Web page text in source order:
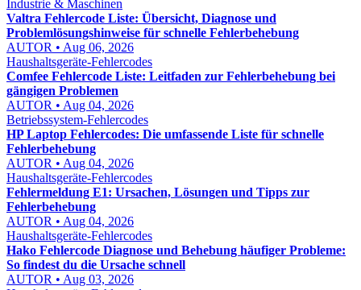
Industrie & Maschinen
Valtra Fehlercode Liste: Übersicht, Diagnose und
Problemlösungshinweise für schnelle Fehlerbehebung
AUTOR • Aug 06, 2026
Haushaltsgeräte-Fehlercodes
Comfee Fehlercode Liste: Leitfaden zur Fehlerbehebung bei
gängigen Problemen
AUTOR • Aug 04, 2026
Betriebssystem-Fehlercodes
HP Laptop Fehlercodes: Die umfassende Liste für schnelle
Fehlerbehebung
AUTOR • Aug 04, 2026
Haushaltsgeräte-Fehlercodes
Fehlermeldung E1: Ursachen, Lösungen und Tipps zur
Fehlerbehebung
AUTOR • Aug 04, 2026
Haushaltsgeräte-Fehlercodes
Hako Fehlercode Diagnose und Behebung häufiger Probleme:
So findest du die Ursache schnell
AUTOR • Aug 03, 2026